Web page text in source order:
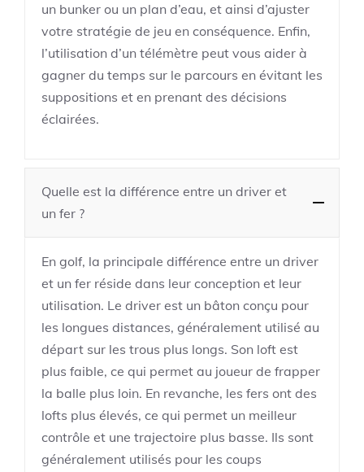
un bunker ou un plan d’eau, et ainsi d’ajuster
votre stratégie de jeu en conséquence. Enfin,
l’utilisation d’un télémètre peut vous aider à
gagner du temps sur le parcours en évitant les
suppositions et en prenant des décisions
éclairées.
Quelle est la différence entre un driver et
un fer ?
En golf, la principale différence entre un driver
et un fer réside dans leur conception et leur
utilisation. Le driver est un bâton conçu pour
les longues distances, généralement utilisé au
départ sur les trous plus longs. Son loft est
plus faible, ce qui permet au joueur de frapper
la balle plus loin. En revanche, les fers ont des
lofts plus élevés, ce qui permet un meilleur
contrôle et une trajectoire plus basse. Ils sont
généralement utilisés pour les coups